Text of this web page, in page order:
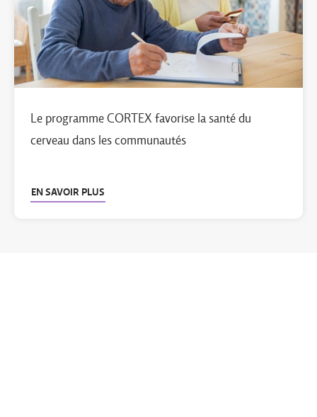
Le programme CORTEX favorise la santé du
cerveau dans les communautés
EN SAVOIR PLUS